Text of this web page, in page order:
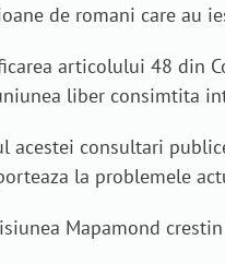
de romani care au
articolului 48 din
liber consimtita
acestei consultari
la problemele
Mapamond